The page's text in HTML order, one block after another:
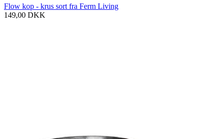
Flow kop - krus sort fra Ferm Living
149,00 DKK